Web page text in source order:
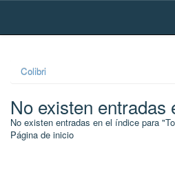
Skip
Colibri
No existen entradas
No existen entradas en el índice para
Página de inicio